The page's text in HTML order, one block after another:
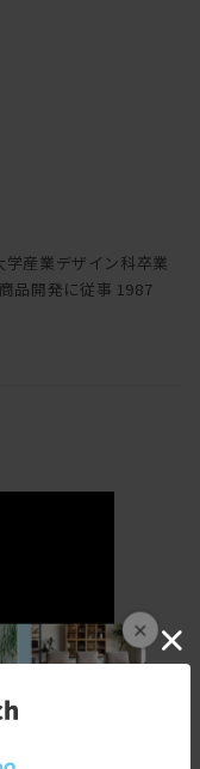
×
産業デザイン科卒業
品開発に従事 1987